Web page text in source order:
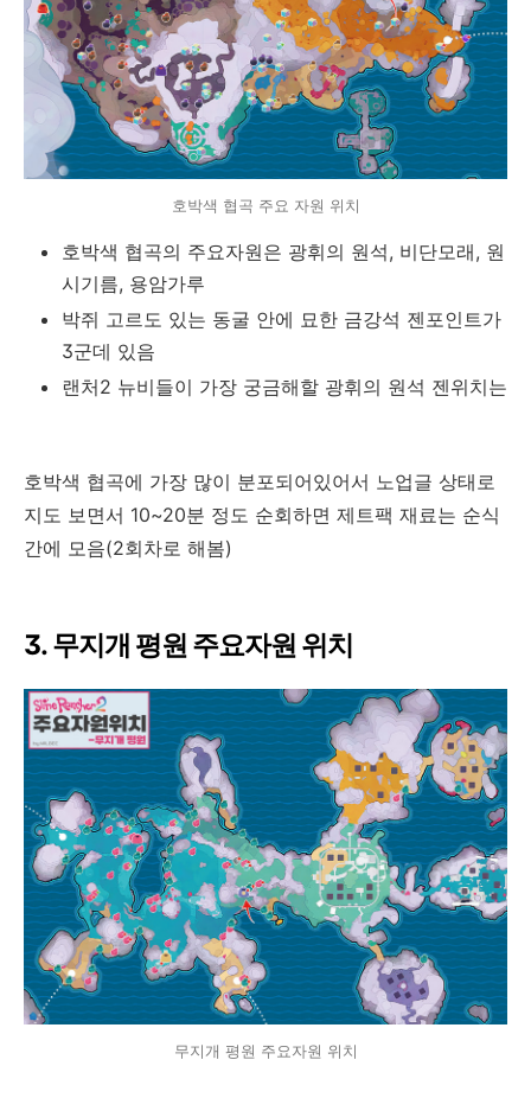
호박색 협곡 주요 자원 위치
호박색 협곡의 주요자원은 광휘의 원석, 비단모래, 원
시기름, 용암가루
박쥐 고르도 있는 동굴 안에 묘한 금강석 젠포인트가
3군데 있음
랜처2 뉴비들이 가장 궁금해할 광휘의 원석 젠위치는
호박색 협곡에 가장 많이 분포되어있어서 노업글 상태로
지도 보면서 10~20분 정도 순회하면 제트팩 재료는 순식
간에 모음(2회차로 해봄)
3. 무지개 평원 주요자원 위치
무지개 평원 주요자원 위치